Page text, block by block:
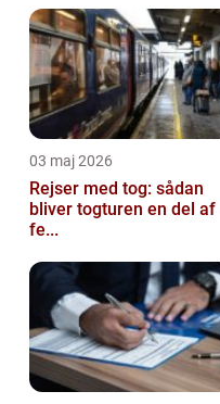
dem med en
03 maj 2026
Rejser med tog: sådan
bliver togturen en del af
fe...